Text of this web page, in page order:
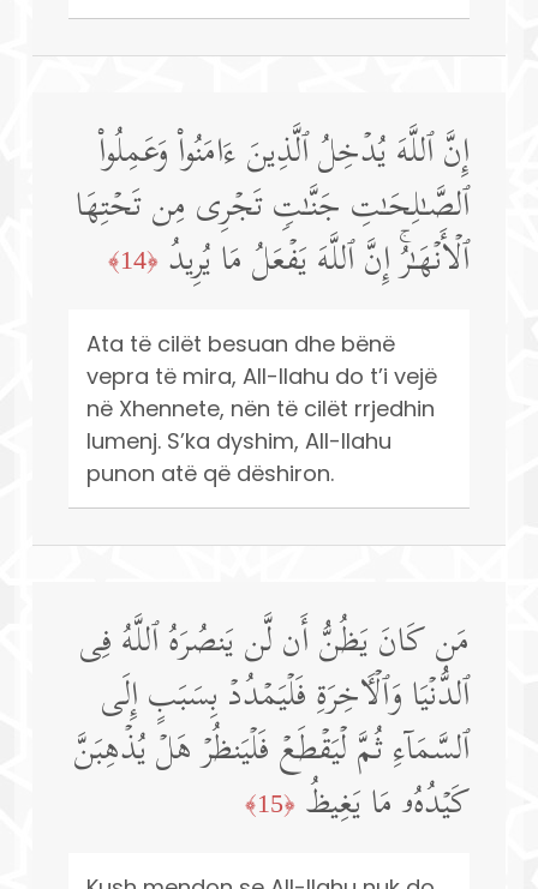
إِنَّ ٱللَّهَ یُدۡخِلُ ٱلَّذِینَ ءَامَنُوا۟ وَعَمِلُوا۟
ٱلصَّـٰلِحَـٰتِ جَنَّـٰتࣲ تَجۡرِی مِن تَحۡتِهَا
ٱلۡأَنۡهَـٰرُۚ إِنَّ ٱللَّهَ یَفۡعَلُ مَا یُرِیدُ ﴿14﴾
Ata të cilët besuan dhe bënë
vepra të mira, All-llahu do t’i vejë
në Xhennete, nën të cilët rrjedhin
lumenj. S’ka dyshim, All-llahu
punon atë që dëshiron.
مَن كَانَ یَظُنُّ أَن لَّن یَنصُرَهُ ٱللَّهُ فِی
ٱلدُّنۡیَا وَٱلۡـَٔاخِرَةِ فَلۡیَمۡدُدۡ بِسَبَبٍ إِلَى
ٱلسَّمَاۤءِ ثُمَّ لۡیَقۡطَعۡ فَلۡیَنظُرۡ هَلۡ یُذۡهِبَنَّ
كَیۡدُهُۥ مَا یَغِیظُ ﴿15﴾